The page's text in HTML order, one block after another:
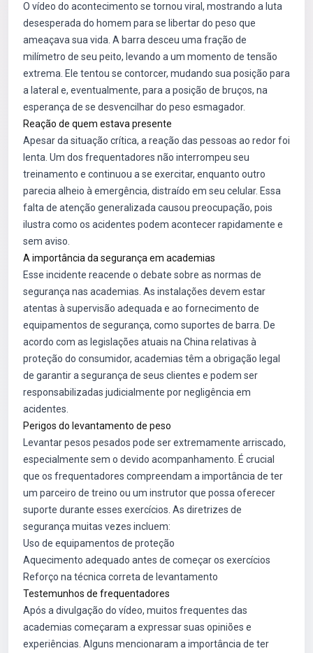
O vídeo do acontecimento se tornou viral, mostrando a luta
desesperada do homem para se libertar do peso que
ameaçava sua vida. A barra desceu uma fração de
milímetro de seu peito, levando a um momento de tensão
extrema. Ele tentou se contorcer, mudando sua posição para
a lateral e, eventualmente, para a posição de bruços, na
esperança de se desvencilhar do peso esmagador.
Reação de quem estava presente
Apesar da situação crítica, a reação das pessoas ao redor foi
lenta. Um dos frequentadores não interrompeu seu
treinamento e continuou a se exercitar, enquanto outro
parecia alheio à emergência, distraído em seu celular. Essa
falta de atenção generalizada causou preocupação, pois
ilustra como os acidentes podem acontecer rapidamente e
sem aviso.
A importância da segurança em academias
Esse incidente reacende o debate sobre as normas de
segurança nas academias. As instalações devem estar
atentas à supervisão adequada e ao fornecimento de
equipamentos de segurança, como suportes de barra. De
acordo com as legislações atuais na China relativas à
proteção do consumidor, academias têm a obrigação legal
de garantir a segurança de seus clientes e podem ser
responsabilizadas judicialmente por negligência em
acidentes.
Perigos do levantamento de peso
Levantar pesos pesados pode ser extremamente arriscado,
especialmente sem o devido acompanhamento. É crucial
que os frequentadores compreendam a importância de ter
um parceiro de treino ou um instrutor que possa oferecer
suporte durante esses exercícios. As diretrizes de
segurança muitas vezes incluem:
Uso de equipamentos de proteção
Aquecimento adequado antes de começar os exercícios
Reforço na técnica correta de levantamento
Testemunhos de frequentadores
Após a divulgação do vídeo, muitos frequentes das
academias começaram a expressar suas opiniões e
experiências. Alguns mencionaram a importância de ter